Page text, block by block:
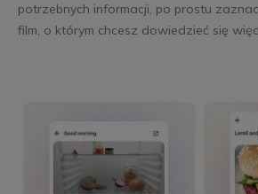
potrzebnych informacji, po prostu
film, o którym chcesz dowiedzieć się